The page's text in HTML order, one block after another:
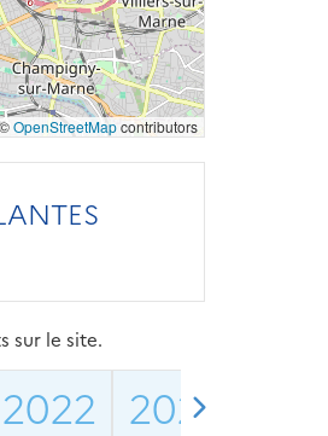
OpenStreetMapcontributors
sur le site.
2022 2023